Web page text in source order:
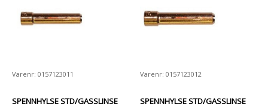
Varenr: 0157123011
SPENNHYLSE STD/GASSLINSE
Varenr: 0157123012
SPENNHYLSE STD/GASSLINSE